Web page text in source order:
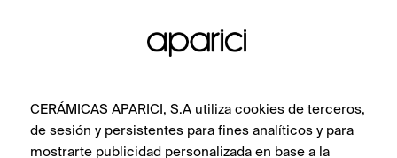
Cotto Rosso Natural 50X100
CERÁMICAS APARICI, S.A utiliza cookies de terceros,
de sesión y persistentes para fines analíticos y para
mostrarte publicidad personalizada en base a la